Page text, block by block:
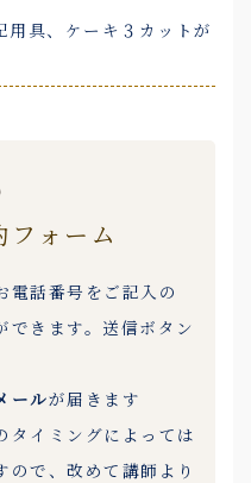
用具、ケーキ３カットが
フォーム
電話番号をご記入の
できます。送信ボタン
ールが届きます
イミングによっては
で、改めて講師より